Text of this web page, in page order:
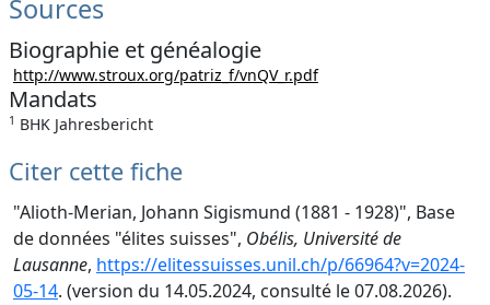
Sources
Biographie et généalogie
http://www.stroux.org/patriz_f/vnQV_r.pdf
Mandats
1 BHK Jahresbericht
Citer cette fiche
"Alioth-Merian, Johann Sigismund (1881 - 1928)", Base
de données "élites suisses", Obélis, Université de
Lausanne, https://elitessuisses.unil.ch/p/66964?v=2024-
05-14. (version du 14.05.2024, consulté le 07.08.2026).